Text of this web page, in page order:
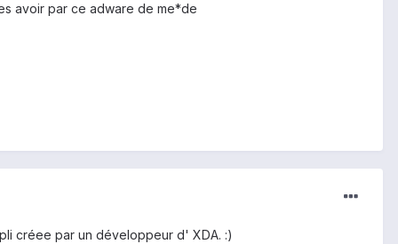
avoir par ce adware de me*de
créee par un développeur d' XDA. :)